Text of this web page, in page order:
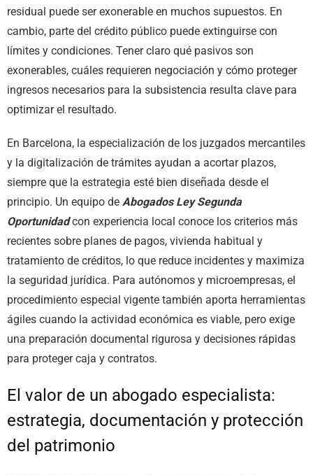
residual puede ser exonerable en muchos supuestos. En
cambio, parte del crédito público puede extinguirse con
límites y condiciones. Tener claro qué pasivos son
exonerables, cuáles requieren negociación y cómo proteger
ingresos necesarios para la subsistencia resulta clave para
optimizar el resultado.
En Barcelona, la especialización de los juzgados mercantiles
y la digitalización de trámites ayudan a acortar plazos,
siempre que la estrategia esté bien diseñada desde el
principio. Un equipo de Abogados Ley Segunda
Oportunidadcon experiencia local conoce los criterios más
recientes sobre planes de pagos, vivienda habitual y
tratamiento de créditos, lo que reduce incidentes y maximiza
la seguridad jurídica. Para autónomos y microempresas, el
procedimiento especial vigente también aporta herramientas
ágiles cuando la actividad económica es viable, pero exige
una preparación documental rigurosa y decisiones rápidas
para proteger caja y contratos.
El valor de un abogado especialista:
estrategia, documentación y protección
del patrimonio